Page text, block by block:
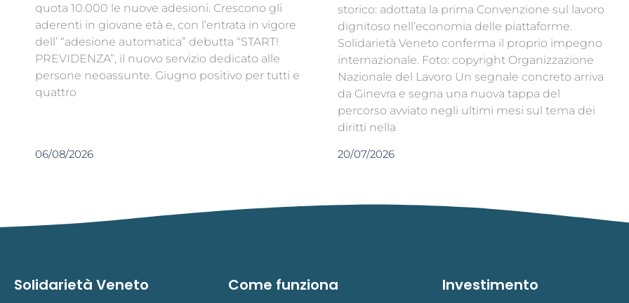
quota 10.000 le nuove adesioni. Crescono gli
aderenti in giovane età e, con l’entrata in vigore
dell’ “adesione automatica” debutta “START!
PREVIDENZA”, il nuovo servizio dedicato alle
persone neoassunte. Giugno positivo per tutti e
quattro
06/08/2026
storico: adottata la prima Convenzione sul lavoro
dignitoso nell’economia delle piattaforme.
Solidarietà Veneto conferma il proprio impegno
internazionale. Foto: copyright Organizzazione
Nazionale del Lavoro Un segnale concreto arriva
da Ginevra e segna una nuova tappa del
percorso avviato negli ultimi mesi sul tema dei
diritti nella
20/07/2026
Solidarietà Veneto Come funziona Investimento